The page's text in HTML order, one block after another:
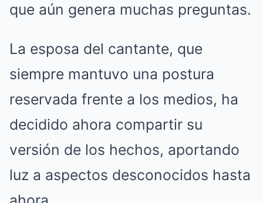
que aún genera muchas preguntas.
La esposa del cantante, que
siempre mantuvo una postura
reservada frente a los medios, ha
decidido ahora compartir su
versión de los hechos, aportando
luz a aspectos desconocidos hasta